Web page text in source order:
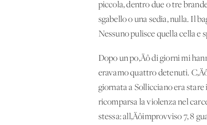
piccola, dentro due o tre
sgabello o una sedia, nulla. Il
Nessuno pulisce quella cella e
Dopo un po‚Äô di giorni mi
eravamo quattro detenuti.
giornata a Sollicciano era
ricomparsa la violenza nel
stessa: all‚Äôimprovviso 7, 8